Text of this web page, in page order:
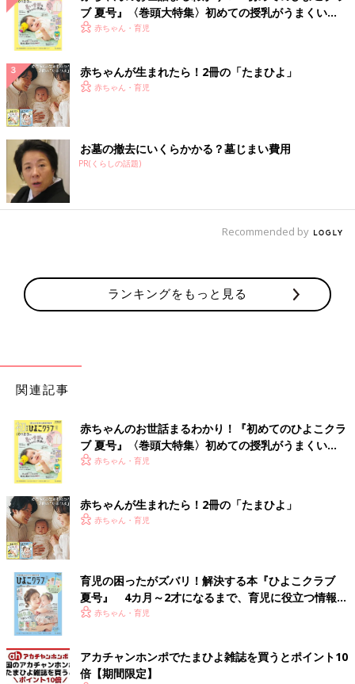
ブ 夏号』〈巻頭大特集〉初めての授乳がうまくい
く！ おっぱい・ミルクの基本と夏のトラブル 解決テ
赤ちゃん・育児
赤ちゃんが生まれたら！2冊の「たまひよ」
赤ちゃん・育児
お墓の撤去にいくらかかる？墓じまい費用
PR(くらしの話題)
Recommended by
ランキングをもっと見る
関連記事
赤ちゃんのお世話まるわかり！『初めてのひよこクラ
ブ 夏号』〈巻頭大特集〉初めての授乳がうまくい
く！ おっぱい・ミルクの基本と夏のトラブル 解決テ
赤ちゃん・育児
赤ちゃんが生まれたら！2冊の「たまひよ」
赤ちゃん・育児
育児の困ったがズバリ！解決する本『ひよこクラブ
夏号』 4カ月～2才になるまで、育児に役立つ情報が
いっぱい！
赤ちゃん・育児
アカチャンホンポでたまひよ雑誌を買うとポイント10
倍【期間限定】